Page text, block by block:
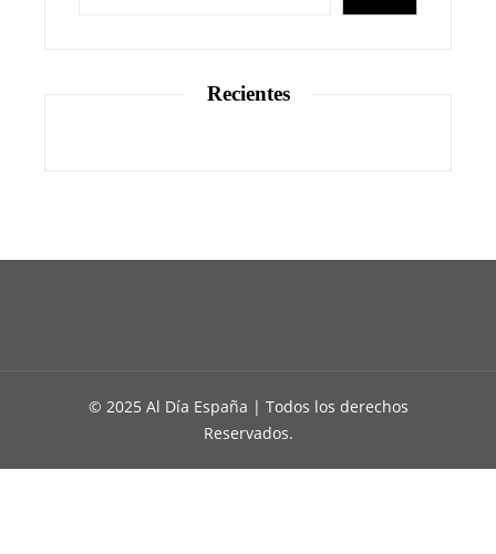
Recientes
© 2025 Al Día España | Todos los derechos
Reservados.